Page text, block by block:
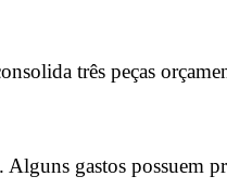
três peças
gastos possuem